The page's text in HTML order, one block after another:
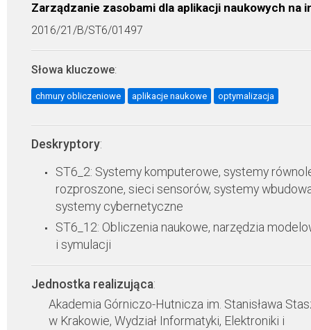
Zarządzanie zasobami dla aplikacji naukowych
2016/21/B/ST6/01497
Słowa kluczowe:
chmury obliczeniowe aplikacje naukowe optymalizacja
Deskryptory:
ST6_2: Systemy komputerowe, systemy
rozproszone, sieci sensorów, systemy
systemy cybernetyczne
ST6_12: Obliczenia naukowe, narzędzia
i symulacji
Jednostka realizująca:
Akademia Górniczo-Hutnicza im. Stanisława
w Krakowie, Wydział Informatyki, Elektroniki i